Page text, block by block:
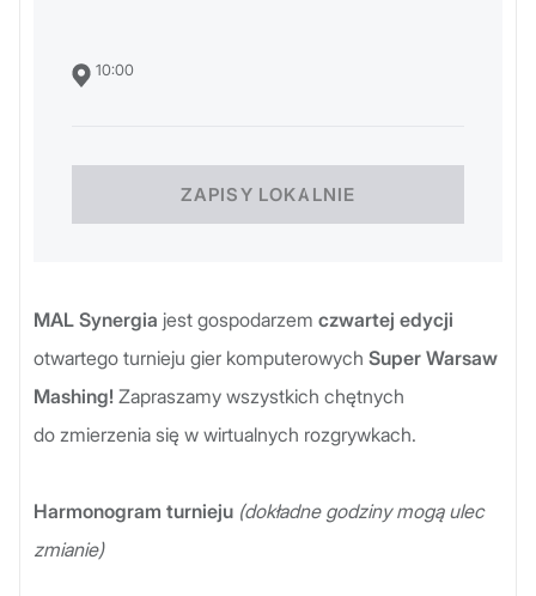
MAL Synergia jest gospodarzem czwartej edycji
otwartego turnieju gier komputerowych Super Warsaw
Mashing! Zapraszamy wszystkich chętnych
do zmierzenia się w wirtualnych rozgrywkach.
Harmonogram turnieju (dokładne godziny mogą ulec
zmianie)
10:00
ZAPISY LOKALNIE